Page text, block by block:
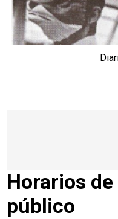
Horarios
público